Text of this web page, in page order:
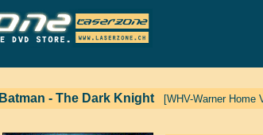
Batman - The Dark Knight [WHV-Warner Home